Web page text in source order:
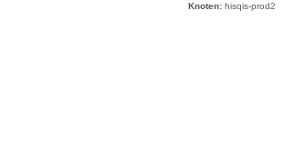
Knoten: hisqis-prod2